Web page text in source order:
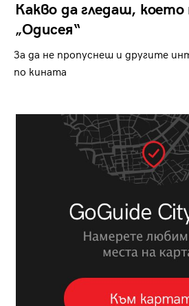
Какво да гледаш, което
„Одисея“
За да не пропуснеш и другите
по кината